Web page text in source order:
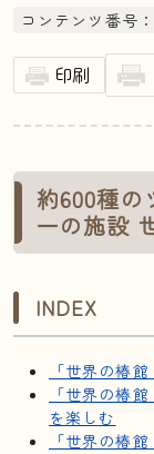
コンテンツ番号
印刷
約600種の
一の施設
INDEX
「世界の椿
「世界の椿
を楽しむ
「世界の椿